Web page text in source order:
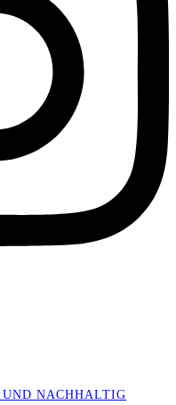
NACHHALTIG